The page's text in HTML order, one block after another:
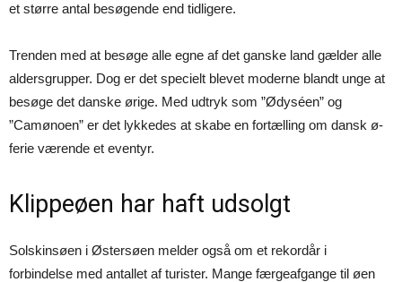
et større antal besøgende end tidligere.
Trenden med at besøge alle egne af det ganske land gælder alle
aldersgrupper. Dog er det specielt blevet moderne blandt unge at
besøge det danske ørige. Med udtryk som ”Ødyséen” og
”Camønoen” er det lykkedes at skabe en fortælling om dansk ø-
ferie værende et eventyr.
Klippeøen har haft udsolgt
Solskinsøen i Østersøen melder også om et rekordår i
forbindelse med antallet af turister. Mange færgeafgange til øen